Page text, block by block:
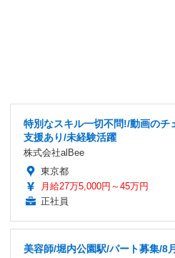
特別なスキル一切不問!/動画のチ
支援あり/未経験活躍
株式会社alBee
東京都
月給27万5,000円～45万円
正社員
美容師/堀内公園駅/パート募集/8